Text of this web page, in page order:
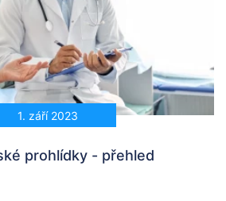
1. září 2023
prohlídky - přehled